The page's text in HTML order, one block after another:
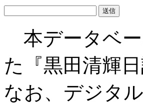
本データベ
た『黒田清輝
なお、デジタ